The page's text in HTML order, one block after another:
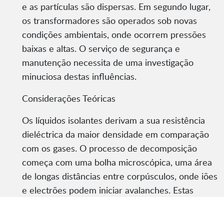
e as partículas são dispersas. Em segundo lugar,
os transformadores são operados sob novas
condições ambientais, onde ocorrem pressões
baixas e altas. O serviço de segurança e
manutenção necessita de uma investigação
minuciosa destas influências.
Considerações Teóricas
Os líquidos isolantes derivam a sua resistência
dieléctrica da maior densidade em comparação
com os gases. O processo de decomposição
começa com uma bolha microscópica, uma área
de longas distâncias entre corpúsculos, onde iões
e electrões podem iniciar avalanches. Estas